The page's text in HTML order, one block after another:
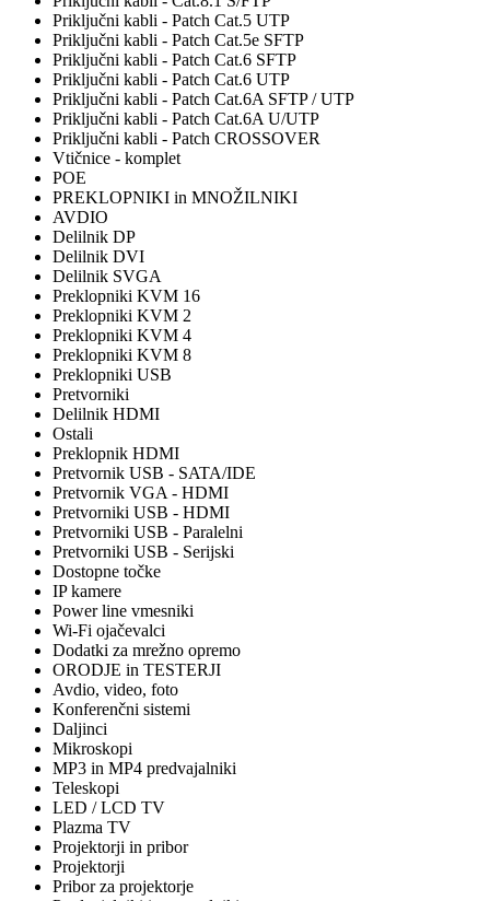
Priključni kabli - Patch Cat.5 UTP
Priključni kabli - Patch Cat.5e SFTP
Priključni kabli - Patch Cat.6 SFTP
Priključni kabli - Patch Cat.6 UTP
Priključni kabli - Patch Cat.6A SFTP / UTP
Priključni kabli - Patch Cat.6A U/UTP
Priključni kabli - Patch CROSSOVER
Vtičnice - komplet
POE
PREKLOPNIKI in MNOŽILNIKI
AVDIO
Delilnik DP
Delilnik DVI
Delilnik SVGA
Preklopniki KVM 16
Preklopniki KVM 2
Preklopniki KVM 4
Preklopniki KVM 8
Preklopniki USB
Pretvorniki
Delilnik HDMI
Ostali
Preklopnik HDMI
Pretvornik USB - SATA/IDE
Pretvornik VGA - HDMI
Pretvorniki USB - HDMI
Pretvorniki USB - Paralelni
Pretvorniki USB - Serijski
Dostopne točke
IP kamere
Power line vmesniki
Wi-Fi ojačevalci
Dodatki za mrežno opremo
ORODJE in TESTERJI
Avdio, video, foto
Konferenčni sistemi
Daljinci
Mikroskopi
MP3 in MP4 predvajalniki
Teleskopi
LED / LCD TV
Plazma TV
Projektorji in pribor
Projektorji
Pribor za projektorje